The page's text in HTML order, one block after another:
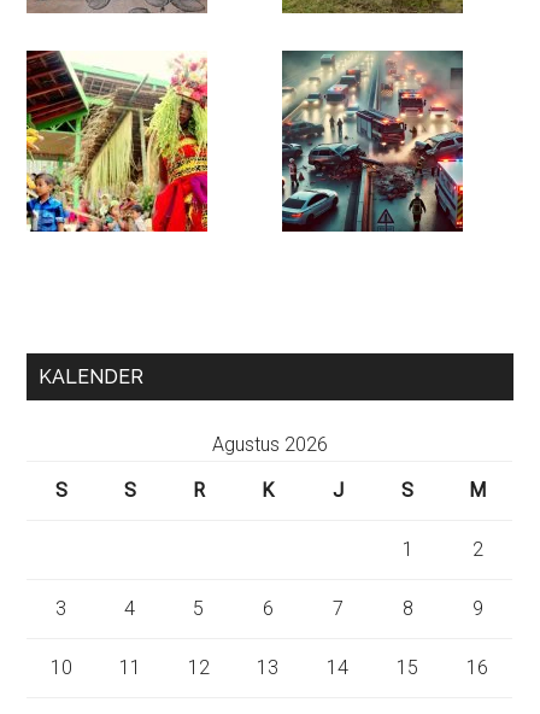
KALENDER
Agustus 2026
S
S R K J S M
1 2
3 4 5 6 7 8 9
10 11 12 13 14 15 16